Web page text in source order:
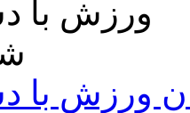
ورزش با